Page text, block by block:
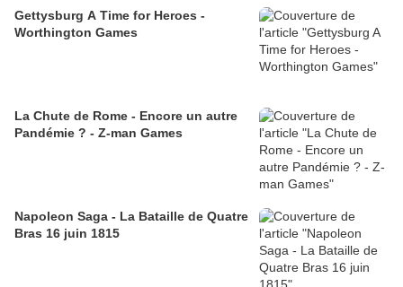
Gettysburg A Time for Heroes -
Worthington Games
La Chute de Rome - Encore un autre
Pandémie ? - Z-man Games
Napoleon Saga - La Bataille de Quatre
Bras 16 juin 1815